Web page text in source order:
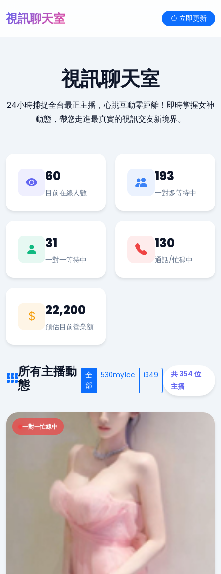
視訊聊天室 立即更新
視訊聊天室
24小時捕捉全台最正主播，心跳互動零距離！即時掌握女神
動態，帶您走進最真實的視訊交友新境界。
60
目前在線人數
193
一對多等待中
31
一對一等待中
130
通話/忙碌中
22,200
預估目前營業額
所有主播動
態
全
部
530my1cc i349
共 354 位
主播
一對一忙線中